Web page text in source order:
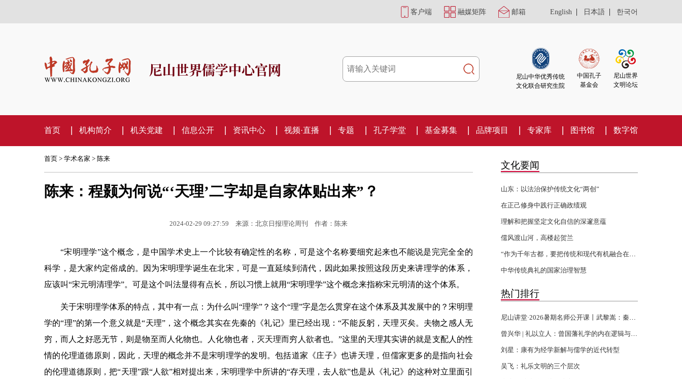
客户端 融媒矩阵 邮箱 English | 日本語 | 한국어
尼山世界儒学中心官网
尼山中华优秀传统
文化联合研究生院
中国孔子
基金会
尼山世界
文明论坛
首页 机构简介 机关党建 信息公开 资讯中心 视频·直播 专题 孔子学堂 基金募集 品牌项目 专家库 图书馆 数字馆
首页 > 学术名家 > 陈来
陈来：程颢为何说“‘天理’二字却是自家体贴出来”？
2024-02-29 09:27:59 来源：北京日报理论周刊 作者：陈来
“宋明理学”这个概念，是中国学术史上一个比较有确定性的名称，可是这个名称要细究起来也不能说是完完全全的
科学，是大家约定俗成的。因为宋明理学诞生在北宋，可是一直延续到清代，因此如果按照这段历史来讲理学的体系，
应该叫“宋元明清理学”。可是这个叫法显得有点长，所以习惯上就用“宋明理学”这个概念来指称宋元明清的这个体系。
关于宋明理学体系的特点，其中有一点：为什么叫“理学”？这个“理”字是怎么贯穿在这个体系及其发展中的？宋明理
学的“理”的第一个意义就是“天理”，这个概念其实在先秦的《礼记》里已经出现：“不能反躬，天理灭矣。夫物之感人无
穷，而人之好恶无节，则是物至而人化物也。人化物也者，灭天理而穷人欲者也。”这里的天理其实讲的就是支配人的性
情的伦理道德原则，因此，天理的概念并不是宋明理学的发明。包括道家《庄子》也讲天理，但儒家更多的是指向社会
的伦理道德原则，把“天理”跟“人欲”相对提出来，宋明理学中所讲的“存天理，去人欲”也是从《礼记》的这种对立里面引
文化要闻
山东：以法治保护传统文化“两创”
在正己修身中践行正确政绩观
理解和把握坚定文化自信的深邃意蕴
儒风渡山河，高楼起贺兰
中华传统典礼的国家治理智慧
热门排行
刘星：康有为经学新解与儒学的近代转型
吴飞：礼乐文明的三个层次